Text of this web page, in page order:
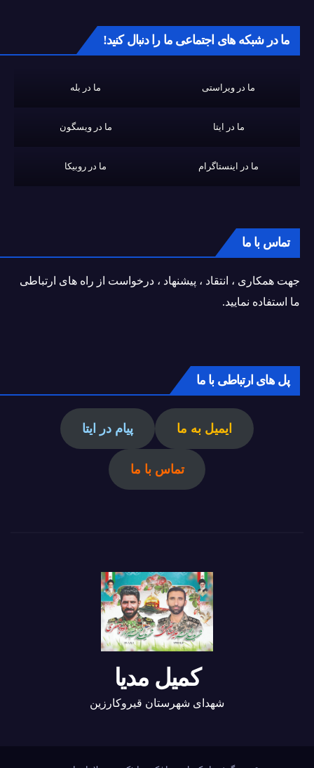
ما در شبکه های اجتماعی ما را دنبال کنید!
ما در ویراستی ما در بله
ما در ایتا ما در ویسگون
ما در اینستاگرام ما در روبیکا
تماس با ما
جهت همکاری ، انتقاد ، پیشنهاد ، درخواست از راه های ارتباطی
ما استفاده نمایید.
پل های ارتباطی با ما
ایمیل به ما پیام در ایتا
تماس با ما
کمیل مدیا
شهدای شهرستان قیروکارزین